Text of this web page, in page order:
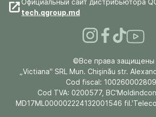
tech.qgroup.md
©Все права защищены
„Victiana" SRL Mun. Chişinău str.
Cod fiscal:
Cod TVA: 0200577,
MD17ML000002224132001546